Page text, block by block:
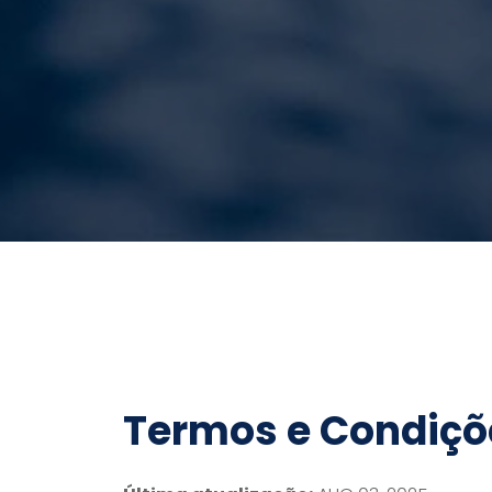
Termos e